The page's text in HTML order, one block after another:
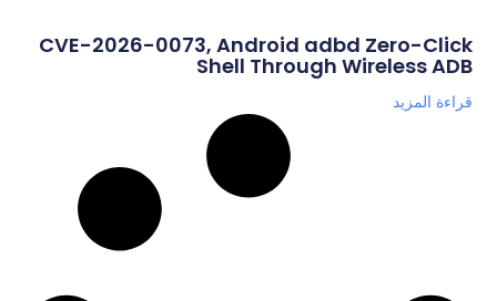
CVE-2026-0073, Android adbd Zero-Click
Shell Through Wireless ADB
قراءة المزيد